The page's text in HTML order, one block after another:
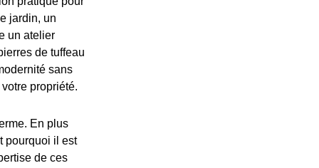
jardin, un
un atelier
de tuffeau
sans
propriété.
En plus
pourquoi il est
de ces